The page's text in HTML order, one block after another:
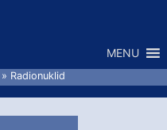
MENU
Radionuklid